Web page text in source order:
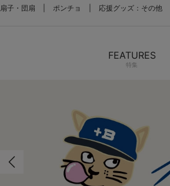
扇子・団扇 ポンチョ 応援グッズ：その他
FEATURES
特集